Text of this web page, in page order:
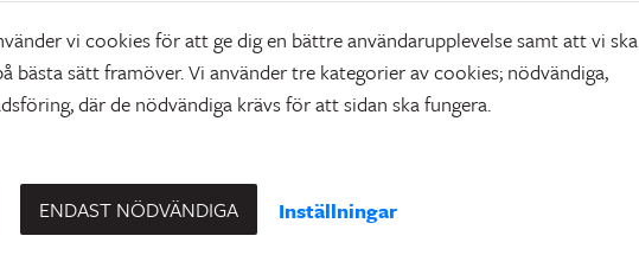
ej visas
efterfrågade visas. Det kan t.ex. bero på att det inte längre finns
vi cookies för att ge dig en bättre användarupplevelse samt att vi ska
bästa sätt framöver. Vi använder tre kategorier av cookies; nödvändiga,
där de nödvändiga krävs för att sidan ska fungera.
ENDAST NÖDVÄNDIGA Inställningar